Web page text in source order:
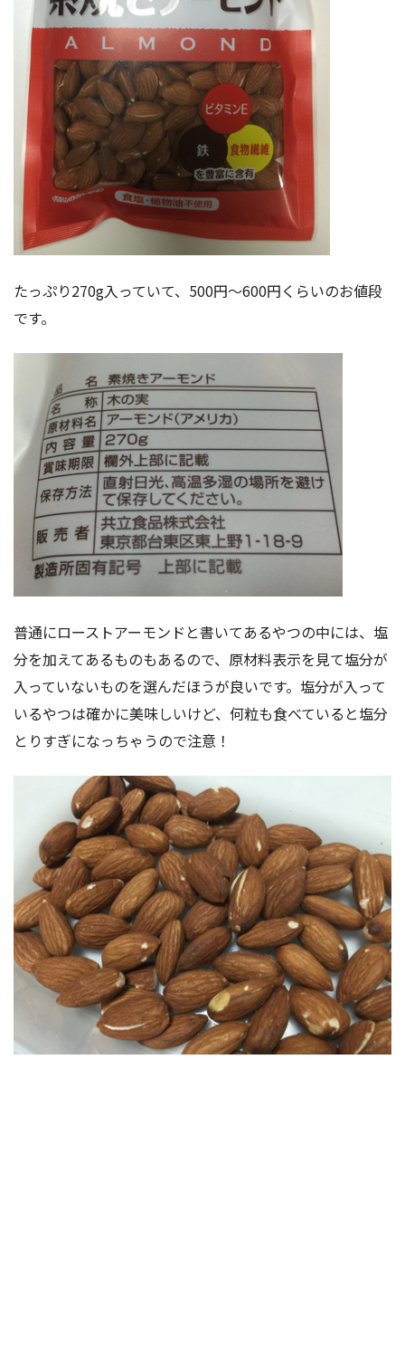
たっぷり270g入っていて、500円〜600円くらいのお値段
です。
普通にローストアーモンドと書いてあるやつの中には、塩
分を加えてあるものもあるので、原材料表示を見て塩分が
入っていないものを選んだほうが良いです。塩分が入って
いるやつは確かに美味しいけど、何粒も食べていると塩分
とりすぎになっちゃうので注意！